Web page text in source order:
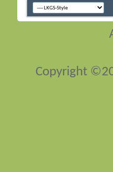
Copyright